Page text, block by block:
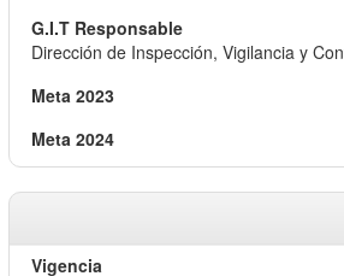
Dirección de Inspección, Vigilancia y